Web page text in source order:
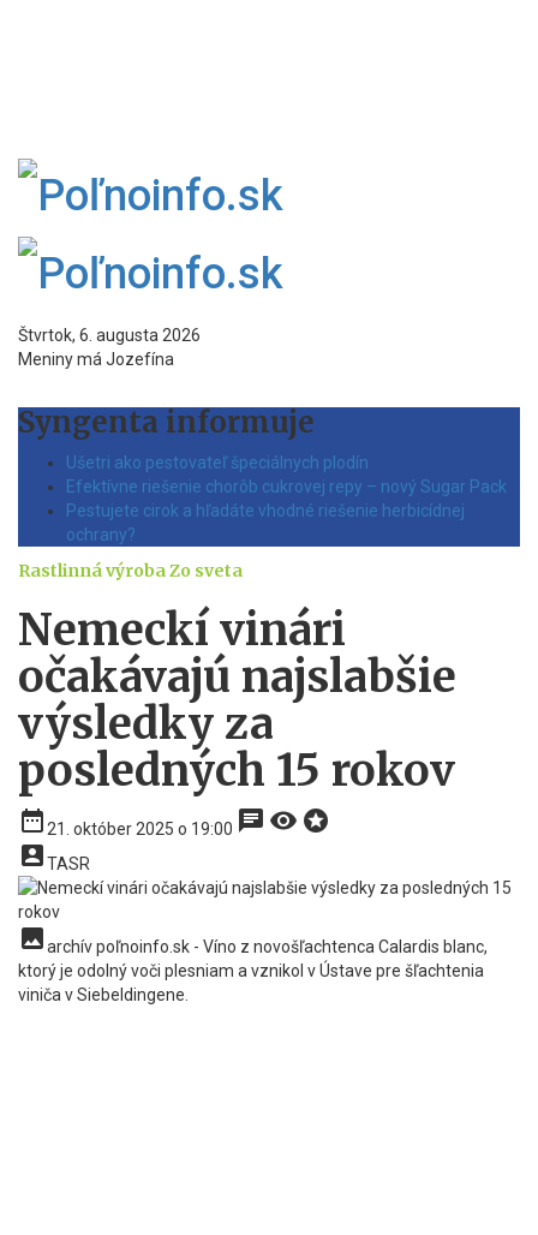
Štvrtok, 6. augusta 2026
Meniny má Jozefína
Syngenta informuje
Ušetri ako pestovateľ špeciálnych plodín
Efektívne riešenie chorôb cukrovej repy – nový Sugar Pack
Pestujete cirok a hľadáte vhodné riešenie herbicídnej
ochrany?
Rastlinná výrobaZo sveta
Nemeckí vinári
očakávajú najslabšie
výsledky za
posledných 15 rokov
date_range 21. október 2025 o 19:00 chat visibility stars
account_boxTASR
insert_photoarchív poľnoinfo.sk - Víno z novošľachtenca Calardis blanc,
ktorý je odolný voči plesniam a vznikol v Ústave pre šľachtenia
viniča v Siebeldingene.